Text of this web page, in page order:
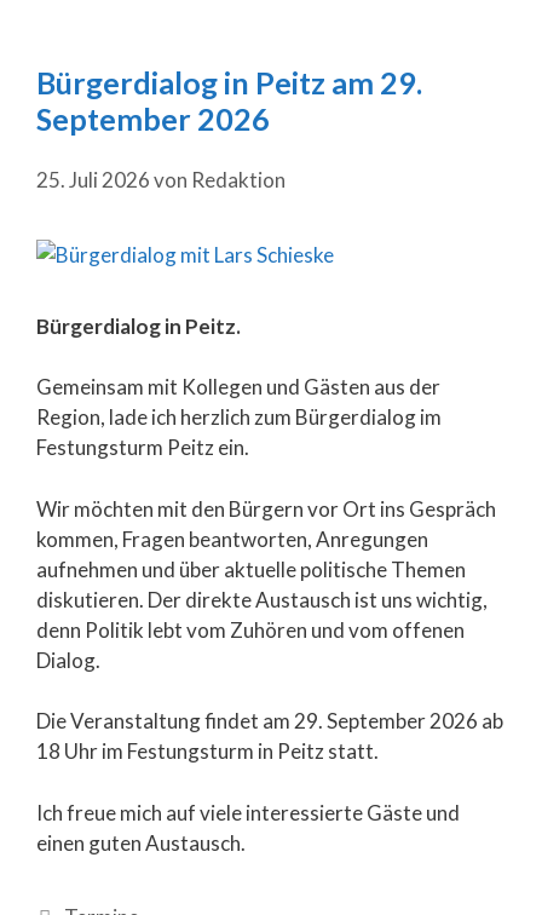
Bürgerdialog in Peitz am 29.
September 2026
25. Juli 2026von Redaktion
Bürgerdialog in Peitz.
Gemeinsam mit Kollegen und Gästen aus der
Region, lade ich herzlich zum Bürgerdialog im
Festungsturm Peitz ein.
Wir möchten mit den Bürgern vor Ort ins Gespräch
kommen, Fragen beantworten, Anregungen
aufnehmen und über aktuelle politische Themen
diskutieren. Der direkte Austausch ist uns wichtig,
denn Politik lebt vom Zuhören und vom offenen
Dialog.
Die Veranstaltung findet am 29. September 2026 ab
18 Uhr im Festungsturm in Peitz statt.
Ich freue mich auf viele interessierte Gäste und
einen guten Austausch.